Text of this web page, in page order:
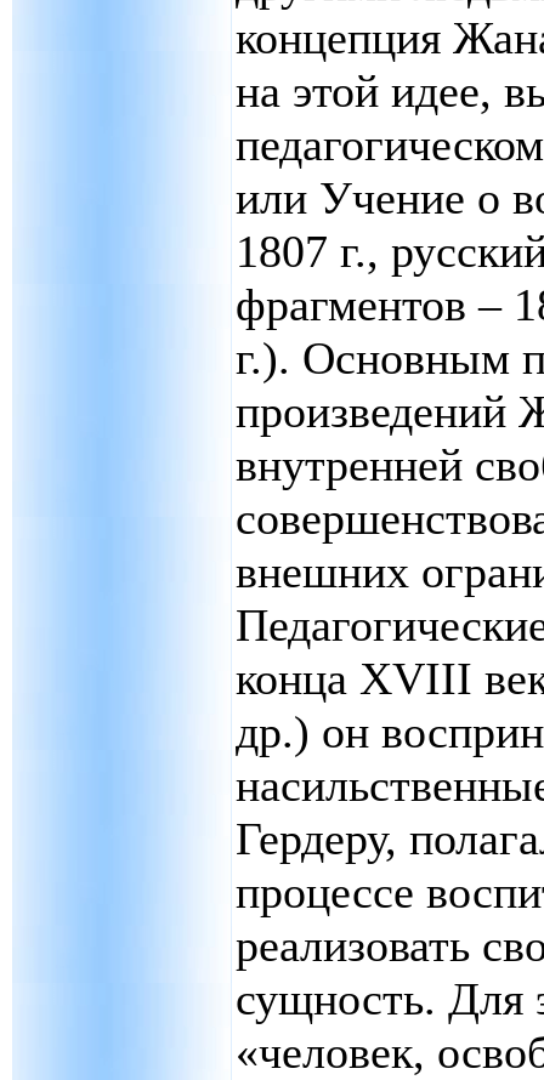
концепция
на этой идее,
или Учение о
1807 г.,
фрагментов –
г.). Основным
произведений
внутренней
внешних
конца XVIII
др.) он
Гердеру,
процессе
реализовать
сущность. Для
«человек,